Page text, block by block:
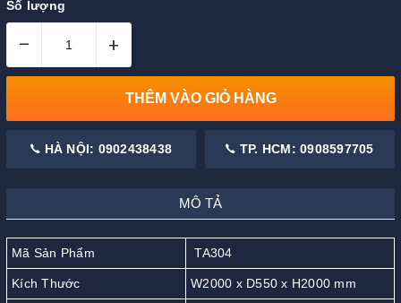
Số lượng
– +
THÊM VÀO GIỎ HÀNG
HÀ NỘI: 0902438438 TP. HCM: 0908597705
MÔ TẢ
Mã Sản Phẩm TA304
Kích Thước W2000 x D550 x H2000 mm